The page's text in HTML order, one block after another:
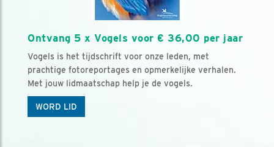
Ontvang 5 x Vogels voor € 36,00 per jaar
Vogels is het tijdschrift voor onze leden, met
prachtige fotoreportages en opmerkelijke verhalen.
Met jouw lidmaatschap help je de vogels.
WORD LID